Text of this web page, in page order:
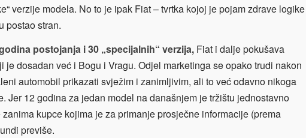
verzije modela. No to je ipak Fiat – tvrtka kojoj je pojam zdrave logike
postao stran.
postojanja i 30 „specijalnih“ verzija, Fiat i dalje pokušava
je dosadan već i Bogu i Vragu. Odjel marketinga se opako trudi nakon
automobil prikazati svježim i zanimljivim, ali to već odavno nikoga
Jer 12 godina za jedan model na današnjem je tržištu jednostavno
kupce kojima je za primanje prosječne informacije (prema
previše.